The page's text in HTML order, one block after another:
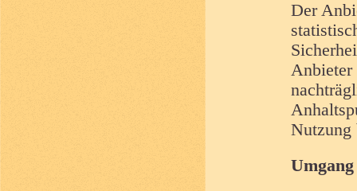
Der
Anbieter
Nutzung